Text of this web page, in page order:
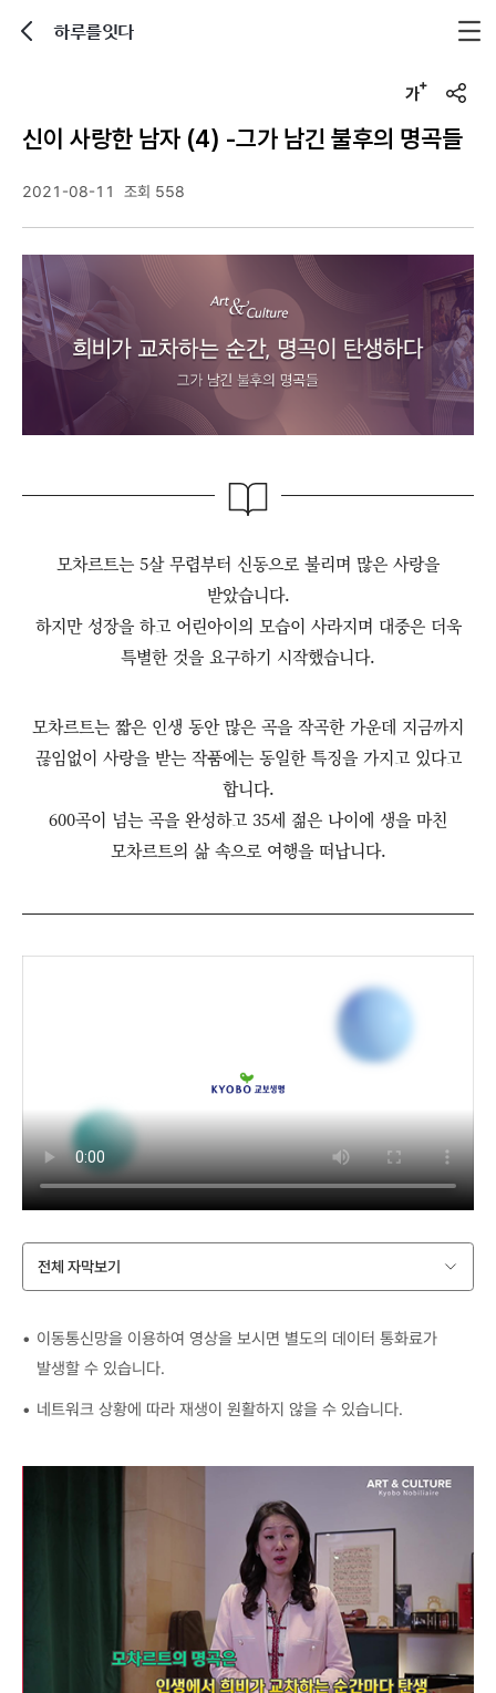
하루를잇다
u
l
신이 사랑한 남자 (4) -그가 남긴 불후의 명곡들
2021-08-11 조회 558
모차르트는 5살 무렵부터 신동으로 불리며 많은 사랑을
받았습니다.
하지만 성장을 하고 어린아이의 모습이 사라지며 대중은 더욱
특별한 것을 요구하기 시작했습니다.
모차르트는 짧은 인생 동안 많은 곡을 작곡한 가운데 지금까지
끊임없이 사랑을 받는 작품에는 동일한 특징을 가지고 있다고
합니다.
600곡이 넘는 곡을 완성하고 35세 젊은 나이에 생을 마친
모차르트의 삶 속으로 여행을 떠납니다.
전체 자막보기
이동통신망을 이용하여 영상을 보시면 별도의 데이터 통화료가
발생할 수 있습니다.
네트워크 상황에 따라 재생이 원활하지 않을 수 있습니다.